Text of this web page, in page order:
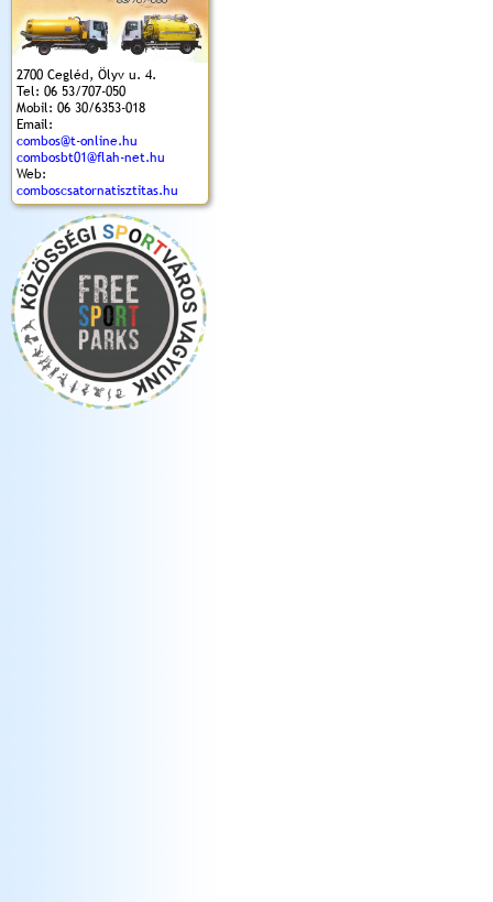
2700 Cegléd, Ölyv u. 4.
Tel: 06 53/707-050
Mobil: 06 30/6353-018
Email:
combos@t-online.hu
combosbt01@flah-net.hu
Web:
comboscsatornatisztitas.hu